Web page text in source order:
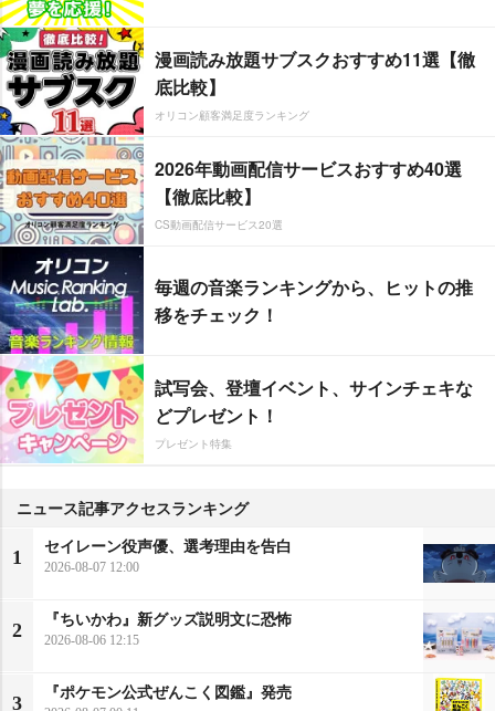
漫画読み放題サブスクおすすめ11選【徹
底比較】
オリコン顧客満足度ランキング
2026年動画配信サービスおすすめ40選
【徹底比較】
CS動画配信サービス20選
毎週の音楽ランキングから、ヒットの推
移をチェック！
試写会、登壇イベント、サインチェキな
どプレゼント！
プレゼント特集
ニュース記事アクセスランキング
1
セイレーン役声優、選考理由を告白
2026-08-07 12:00
2
『ちいかわ』新グッズ説明文に恐怖
2026-08-06 12:15
3
『ポケモン公式ぜんこく図鑑』発売